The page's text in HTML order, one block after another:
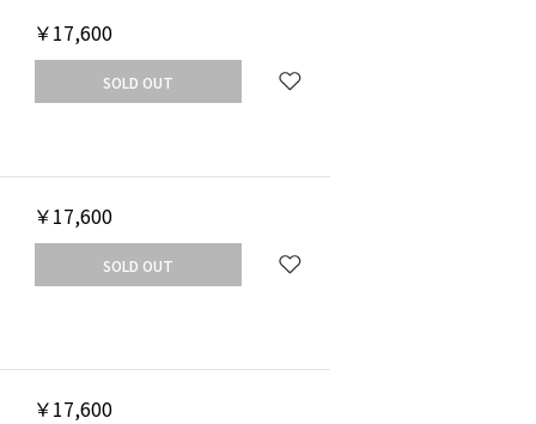
￥17,600
SOLD OUT
￥17,600
SOLD OUT
￥17,600